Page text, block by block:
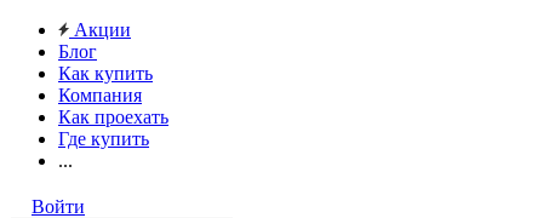
Акции
Блог
Как купить
Компания
Как проехать
Где купить
...
Войти